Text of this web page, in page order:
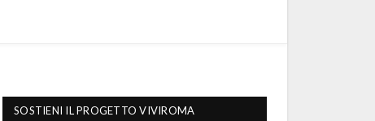
SOSTIENI IL PROGETTO VIVIROMA